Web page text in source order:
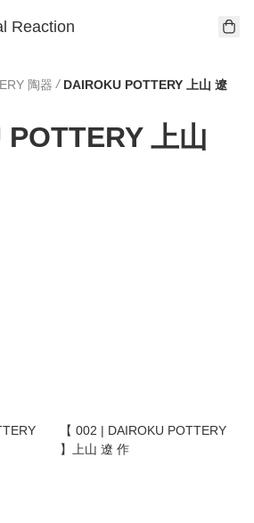
Reaction
陶器 / DAIROKU POTTERY 上山 遼
上山
【 002 | DAIROKU POTTERY
】上山 遼 作